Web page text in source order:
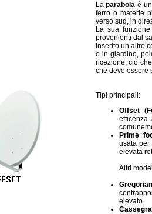
Laparabola è
ferro o materie
verso sud, in
La sua
provenienti dal
inserito un altro
o in giardino,
ricezione, ciò
che deve essere
Tipi principali:
Offset
Prime
usata per
elevata
Altri
elevato.